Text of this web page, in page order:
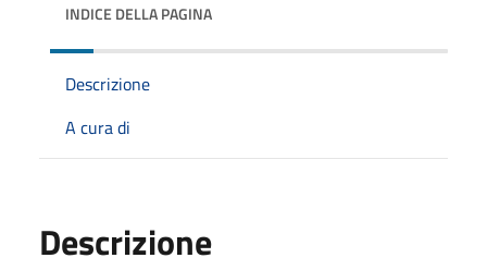
INDICE DELLA PAGINA
Descrizione
A cura di
Descrizione